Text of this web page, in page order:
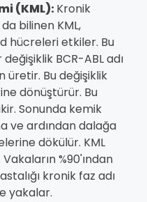
(KML):Kronik
bilinen KML,
hücreleri etkiler. Bu
BCR-ABL adı
üretir. Bu değişiklik
dönüştürür. Bu
Sonunda kemik
ve ardından dalağa
dökülür. KML
%90'ından
kronik faz adı
yakalar.